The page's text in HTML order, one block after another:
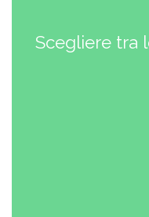
Scegliere tra